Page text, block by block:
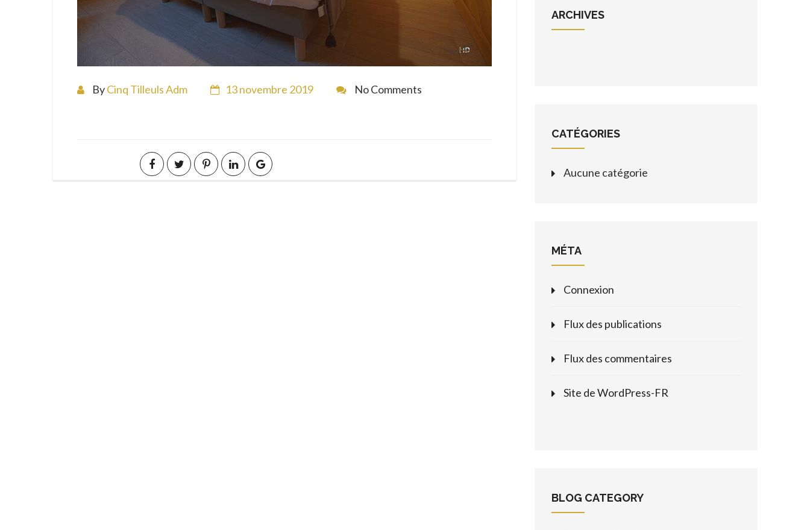
ByCinq Tilleuls Adm 13 novembre 2019 No Comments
ARCHIVES
CATÉGORIES
Aucune catégorie
MÉTA
Connexion
Flux des publications
Flux des commentaires
Site de WordPress-FR
BLOG CATEGORY